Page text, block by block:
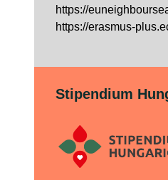
https://
https://erasmus-
Stipendium